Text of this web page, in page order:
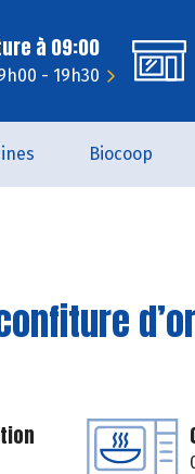
à 09:00
- 19h30
Biocoop